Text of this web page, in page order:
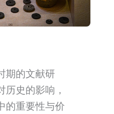
期的文献研
历史的影响，
的重要性与价